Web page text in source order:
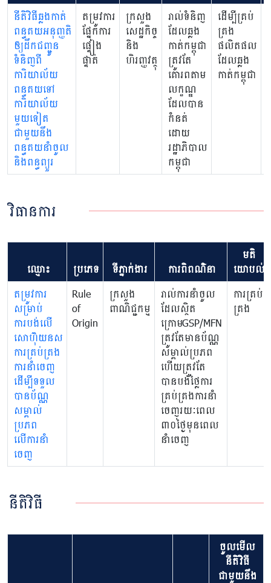
នីតិវិធីឆ្លងកាត់
ពន្ធគយអនុញ្ញតិ
ឲ្យដឹកជញ្ជូន
ទំនិញពី
ការិយាល័យ
ពន្ធគយទៅ
ការិយាល័យ
មួយទៀត
ជាមួយនឹង
ពន្ធគយនាំចូល
និងពន្ធព្យួរ
តម្រូវការ
ផ្នែកការ
ផ្ទៀង
ផ្ទាត់
ក្រសួង
សេដ្ឋកិច្ច
និង
ហិរញ្ញវត្ថុ
រាល់ទំនិញ
ដែលឆ្លង
កាត់កម្ពុជា
ត្រូវតែ
គោរពតាម
លក្ខណ្ឌ
ដែលបាន
កំនត់
ដោយ
រដ្ឋាភិបាល
កម្ពុជា
ដើម្បីគ្រប់
គ្រង
ផលិតផល
ដែលឆ្លង
កាត់កម្ពុជា
វិធានការ
ឈ្មោះ ប្រភេទ ទីភ្នាក់ងារ ការពិពណ៌នា
មតិ
យោបល់
តម្រូវការ
សម្រាប់
ការបង់លើ
សោហ៊ុយនស
ការគ្រប់គ្រង
ការនាំចេញ
ដើម្បីទទួល
បាន​ប័ណ្ណ
សម្គាល់
ប្រភព
លើការនាំ
ចេញ
Rule
of
Origin
ក្រសួង
ពាណិជ្ជកម្ម
រាល់ការនាំចូល
ដែលស្ថិត
ក្រោមGSP/MFN​
ត្រូវតែមាន​ប័ណ្ណ
សម្គាល់ប្រភព
ហើយត្រូវតែ
បានបង់ថ្លៃការ
គ្រប់គ្រងការនាំ
ចេញរយៈពេល
៣០ថ្ងៃមុនពេល
នាំចេញ
ការគ្រប់
គ្រង
នីតិវិធី
ចូលមើល
នីតិវិធី
ជាមួយនឹង